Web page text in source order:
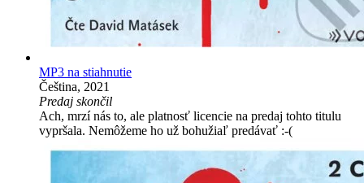
MP3 na stiahnutie
Čeština, 2021
Predaj skončil
Ach, mrzí nás to, ale platnosť licencie na predaj tohto titulu
vypršala. Nemôžeme ho už bohužiaľ predávať :-(